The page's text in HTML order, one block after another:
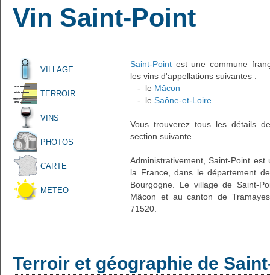
Vin Saint-Point
VILLAGE
TERROIR
VINS
PHOTOS
CARTE
METEO
Saint-Point est une commune
les vins d'appellations suivantes :
- le Mâcon
- le Saône-et-Loire
Vous trouverez tous les détails
section suivante.
Administrativement, Saint-Point
la France, dans le département
Bourgogne. Le village de Saint-
Mâcon et au canton de
71520.
Terroir et géographie de